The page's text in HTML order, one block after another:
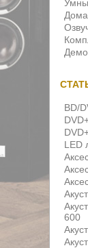
BD/
LED
600